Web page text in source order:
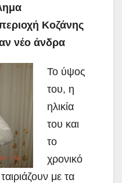
Κοζάνης
νέο άνδρα
Το ύψος
του, η
ηλικία
του και
το
χρονικό
με τα